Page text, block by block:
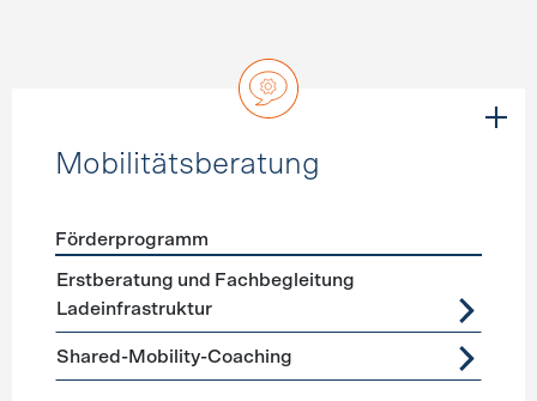
Mobilitätsberatung
Förderprogramme Mobilitätsberatung
Förderprogramm
Erstberatung und Fachbegleitung
Ladeinfrastruktur
Shared-Mobility-Coaching